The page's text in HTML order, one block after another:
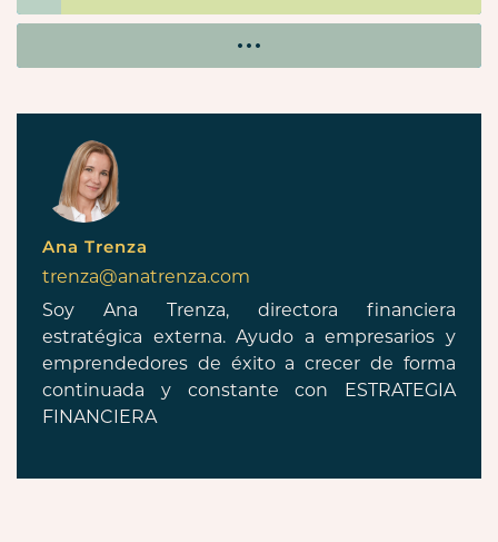
Ana Trenza
trenza@anatrenza.com
Soy Ana Trenza, directora financiera
estratégica externa. Ayudo a empresarios y
emprendedores de éxito a crecer de forma
continuada y constante con ESTRATEGIA
FINANCIERA